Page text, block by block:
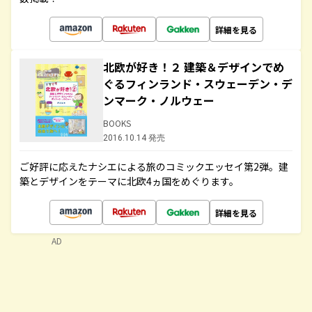
詳細を見る
北欧が好き！２ 建築＆デザインでめ
ぐるフィンランド・スウェーデン・デ
ンマーク・ノルウェー
BOOKS
2016.10.14 発売
ご好評に応えたナシエによる旅のコミックエッセイ第2弾。建
築とデザインをテーマに北欧4ヵ国をめぐります。
詳細を見る
AD